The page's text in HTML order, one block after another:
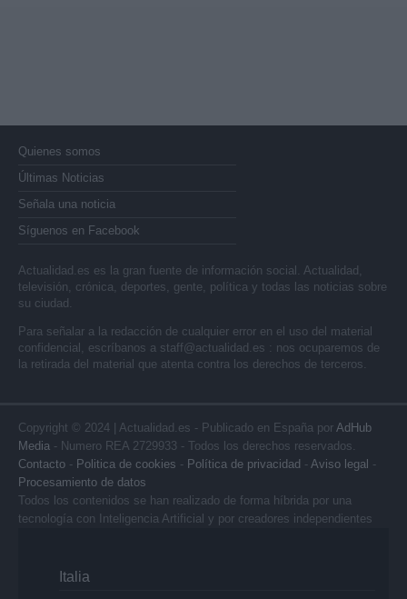
Quienes somos
Últimas Noticias
Señala una noticia
Síguenos en Facebook
Actualidad.es es la gran fuente de información social. Actualidad,
televisión, crónica, deportes, gente, política y todas las noticias sobre
su ciudad.
Para señalar a la redacción de cualquier error en el uso del material
confidencial, escríbanos a staff@actualidad.es : nos ocuparemos de
la retirada del material que atenta contra los derechos de terceros.
Copyright © 2024 | Actualidad.es - Publicado en España por AdHub
Media - Numero REA 2729933 - Todos los derechos reservados.
Contacto - Politica de cookies - Política de privacidad - Aviso legal -
Procesamiento de datos
Todos los contenidos se han realizado de forma híbrida por una
tecnología con Inteligencia Artificial y por creadores independientes
Italia